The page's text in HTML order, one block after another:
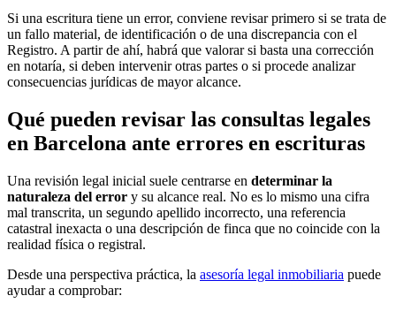
Si una escritura tiene un error, conviene revisar primero si se trata de
un fallo material, de identificación o de una discrepancia con el
Registro. A partir de ahí, habrá que valorar si basta una corrección
en notaría, si deben intervenir otras partes o si procede analizar
consecuencias jurídicas de mayor alcance.
Qué pueden revisar las consultas legales
en Barcelona ante errores en escrituras
Una revisión legal inicial suele centrarse en determinar la
naturaleza del error y su alcance real. No es lo mismo una cifra
mal transcrita, un segundo apellido incorrecto, una referencia
catastral inexacta o una descripción de finca que no coincide con la
realidad física o registral.
Desde una perspectiva práctica, la asesoría legal inmobiliaria puede
ayudar a comprobar: